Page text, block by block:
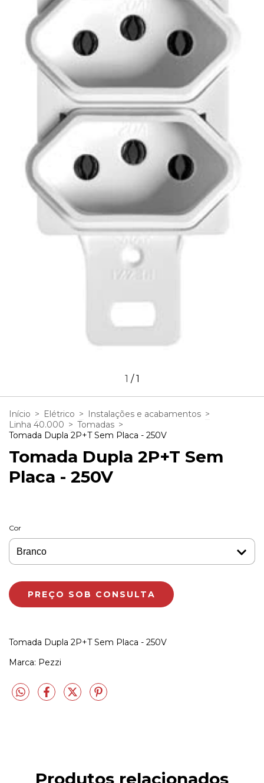
1 /1
Início > Elétrico > Instalações e acabamentos >
Linha 40.000 > Tomadas >
Tomada Dupla 2P+T Sem Placa - 250V
Tomada Dupla 2P+T Sem
Placa - 250V
Cor
Tomada Dupla 2P+T Sem Placa - 250V
Marca: Pezzi